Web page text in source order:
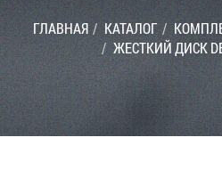
ГЛАВНАЯ КАТАЛОГ
ЖЕСТКИЙ ДИСК